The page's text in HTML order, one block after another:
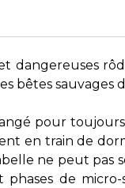
dangereuses
bêtes
pour
en train de
ne peut pas
phases de